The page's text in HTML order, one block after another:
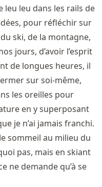
leu leu dans les rails de
pour réfléchir sur
ski, de la montagne,
jours, d’avoir l’esprit
de longues heures, il
sur soi-même,
les oreilles pour
en y superposant
je n’ai jamais franchi.
sommeil au milieu du
pas, mais en skiant
ne demande qu’à se